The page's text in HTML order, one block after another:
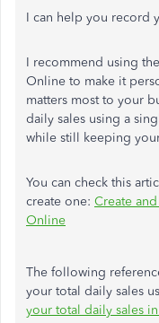
I can help you record
I recommend using
Online to make it
matters most to your
daily sales using a
while still keeping
You can check this
create one: Create
Online
The following
your total daily sales
your total daily sales